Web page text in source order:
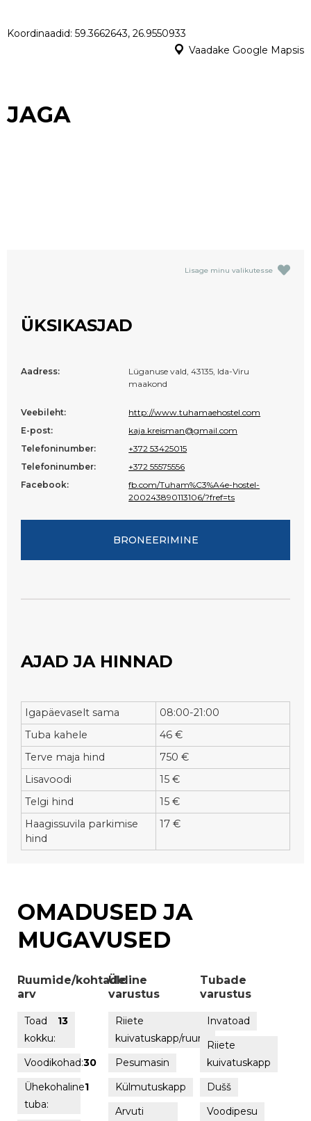
Koordinaadid: 59.3662643, 26.9550933
Vaadake Google Mapsis
JAGA
Lisage minu valikutesse
ÜKSIKASJAD
Aadress:
Lüganuse vald, 43135, Ida-Viru
maakond
Veebileht:
http://www.tuhamaehostel.com
E-post:
kaja.kreisman@gmail.com
Telefoninumber:
+372 53425015
Telefoninumber:
+372 55575556
Facebook:
fb.com/Tuham%C3%A4e-hostel-
200243890113106/?fref=ts
BRONEERIMINE
AJAD JA HINNAD
Igapäevaselt sama
08:00-21:00
Tuba kahele
46 €
Terve maja hind
750 €
Lisavoodi
15 €
Telgi hind
15 €
Haagissuvila parkimise
hind
17 €
OMADUSED JA
MUGAVUSED
Ruumide/kohtade
arv
Toad
kokku:
13
Voodikohad:30
Ühekohaline
tuba:
1
Üldine
varustus
Riiete
kuivatuskapp/ruum
Pesumasin
Külmutuskapp
Arvuti
Tubade
varustus
Invatoad
Riiete
kuivatuskapp
Dušš
Voodipesu